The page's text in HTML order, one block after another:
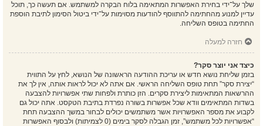
שלך על־ידי בחירת האפשרות המתאימה בלוח הבקרה למשתמש. אם תעשה כך, תוכל
עדיין למנוע מהחתימה להתווסף להודעות מסוימות על־ידי ביטול הסימון לתיבת הוספת
החתימה בטופס השליחה.
חזרה למעלה
כיצד אני יוצר סקר?
בזמן שליחת נושא חדש או עריכת ההודעה הראשונה של הנושא, לחץ על התווית
“יצירת סקר” תחת טופס השליחה הראשי. אם אתה לא יכול לראות אותה, אין לך את
ההרשאות המתאימות ליצירת סקרים. הזן כותרת ולפחות שתי אפשרויות להצבעה
בשדות המתאימים וודא שכל אפשרות בשורה נפרדת בתיבת הטקסט. אתה יכול גם
לקבוע את מספר האפשרויות אשר משתמשים יכולים לבחור במשך ההצבעה תחת
“אפשרויות לכל משתמש”, זמן הגבלה לסקר בימים (0 לצמיתות) ולבסוף האפשרות